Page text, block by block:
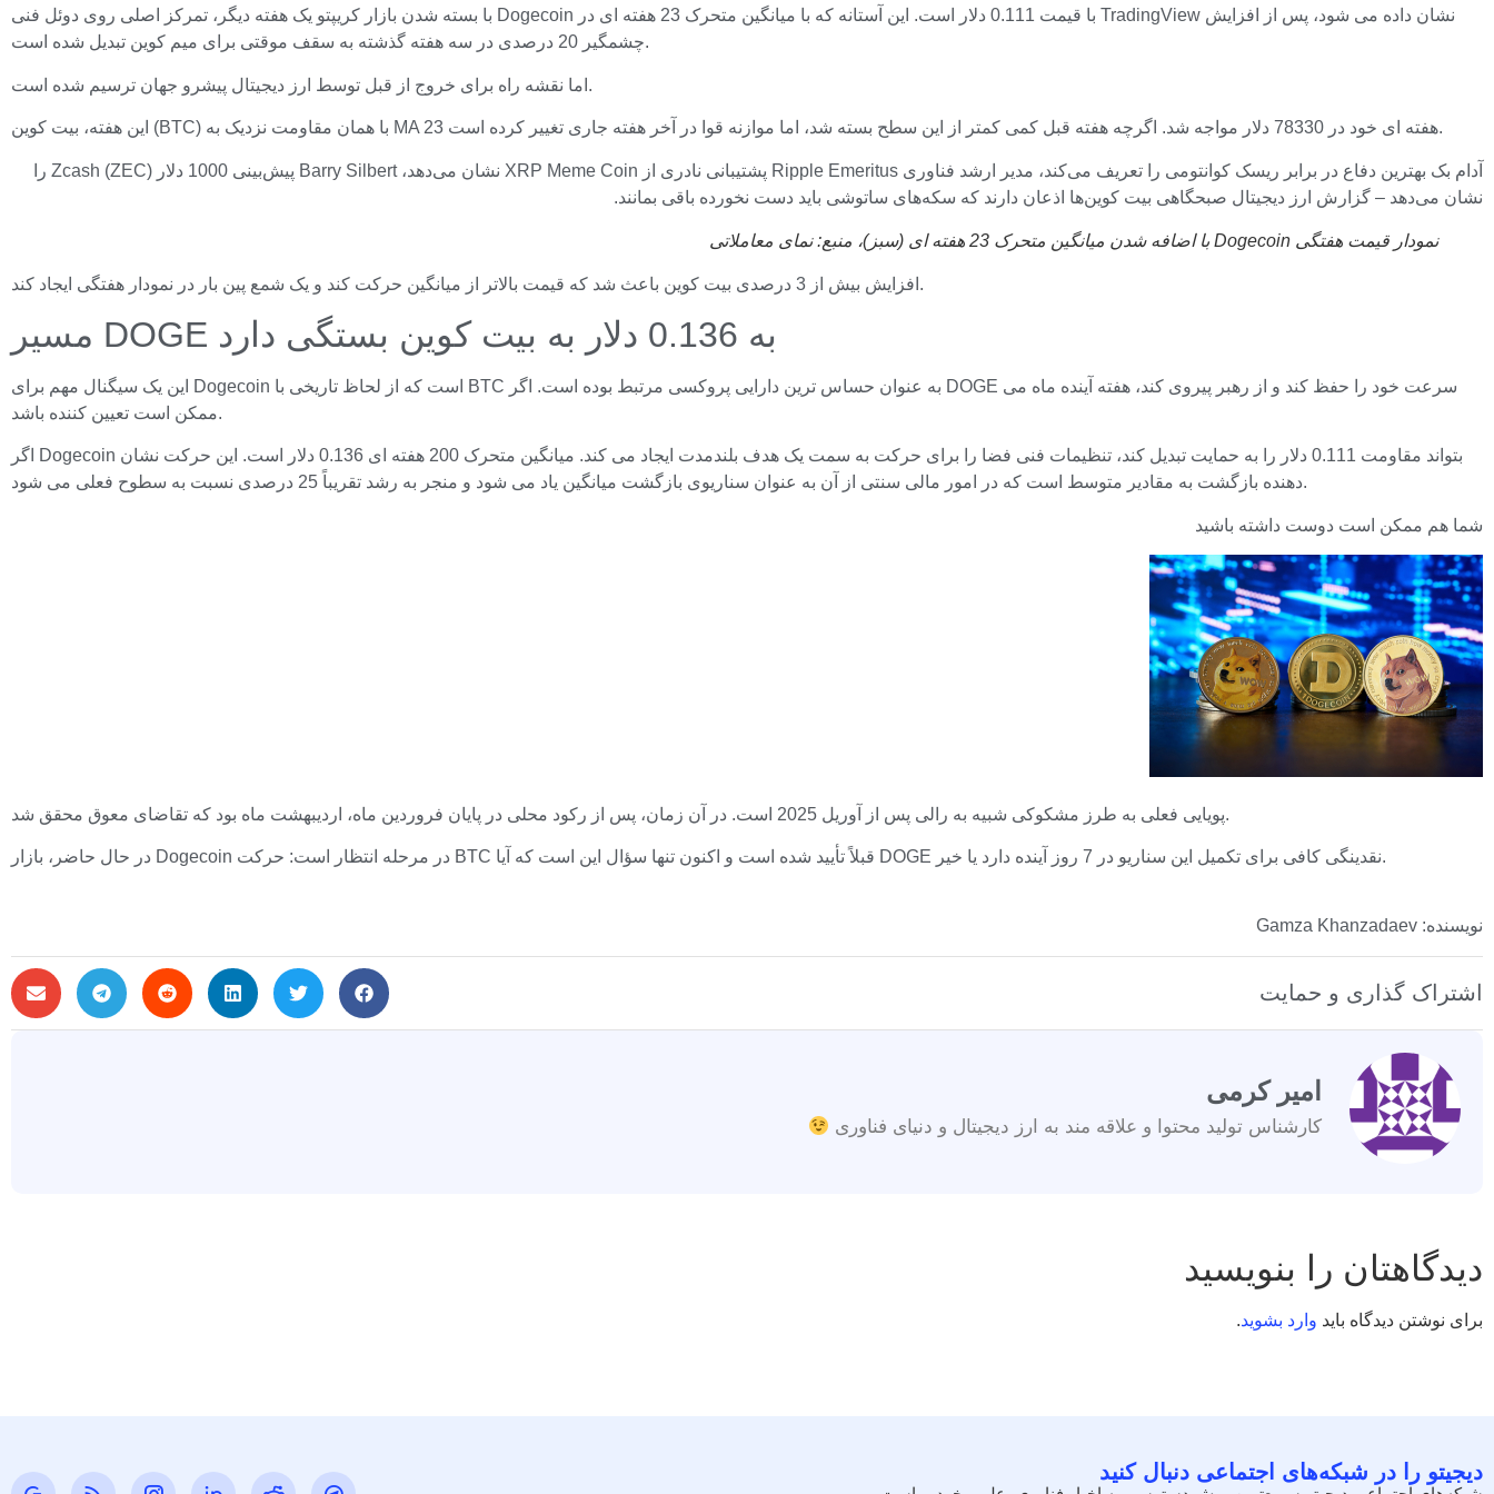
با بسته شدن بازار کریپتو یک هفته دیگر، تمرکز اصلی روی دوئل فنی Dogecoin با قیمت 0.111 دلار است. این آستانه که با میانگین متحرک 23 هفته ای در TradingView نشان داده می شود، پس از افزایش
چشمگیر 20 درصدی در سه هفته گذشته به سقف موقتی برای میم کوین تبدیل شده است.
اما نقشه راه برای خروج از قبل توسط ارز دیجیتال پیشرو جهان ترسیم شده است.
این هفته، بیت کوین (BTC) با همان مقاومت نزدیک به MA 23 هفته ای خود در 78330 دلار مواجه شد. اگرچه هفته قبل کمی کمتر از این سطح بسته شد، اما موازنه قوا در آخر هفته جاری تغییر کرده است.
آدام بک بهترین دفاع در برابر ریسک کوانتومی را تعریف می‌کند، مدیر ارشد فناوری Ripple Emeritus پشتیبانی نادری از XRP Meme Coin نشان می‌دهد، Barry Silbert پیش‌بینی 1000 دلار Zcash (ZEC) را
نشان می‌دهد – گزارش ارز دیجیتال صبحگاهی بیت کوین‌ها اذعان دارند که سکه‌های ساتوشی باید دست نخورده باقی بمانند.
نمودار قیمت هفتگی Dogecoin با اضافه شدن میانگین متحرک 23 هفته ای (سبز)، منبع: نمای معاملاتی
افزایش بیش از 3 درصدی بیت کوین باعث شد که قیمت بالاتر از میانگین حرکت کند و یک شمع پین بار در نمودار هفتگی ایجاد کند.
مسیر DOGE به 0.136 دلار به بیت کوین بستگی دارد
این یک سیگنال مهم برای Dogecoin است که از لحاظ تاریخی با BTC به عنوان حساس ترین دارایی پروکسی مرتبط بوده است. اگر DOGE سرعت خود را حفظ کند و از رهبر پیروی کند، هفته آینده ماه می
ممکن است تعیین کننده باشد.
اگر Dogecoin بتواند مقاومت 0.111 دلار را به حمایت تبدیل کند، تنظیمات فنی فضا را برای حرکت به سمت یک هدف بلندمدت ایجاد می کند. میانگین متحرک 200 هفته ای 0.136 دلار است. این حرکت نشان
دهنده بازگشت به مقادیر متوسط ​​است که در امور مالی سنتی از آن به عنوان سناریوی بازگشت میانگین یاد می شود و منجر به رشد تقریباً 25 درصدی نسبت به سطوح فعلی می شود.
شما هم ممکن است دوست داشته باشید
پویایی فعلی به طرز مشکوکی شبیه به رالی پس از آوریل 2025 است. در آن زمان، پس از رکود محلی در پایان فروردین ماه، اردیبهشت ماه بود که تقاضای معوق محقق شد.
در حال حاضر، بازار Dogecoin در مرحله انتظار است: حرکت BTC قبلاً تأیید شده است و اکنون تنها سؤال این است که آیا DOGE نقدینگی کافی برای تکمیل این سناریو در 7 روز آینده دارد یا خیر.
نویسنده: Gamza Khanzadaev
اشتراک گذاری و حمایت
امیر کرمی
کارشناس تولید محتوا و علاقه مند به ارز دیجیتال و دنیای فناوری
دیدگاهتان را بنویسید
برای نوشتن دیدگاه باید وارد بشوید.
دیجیتو را در شبکه‌های اجتماعی دنبال کنید